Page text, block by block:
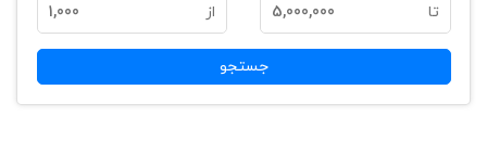
تا 5,000,000 از 1,000
جستجو